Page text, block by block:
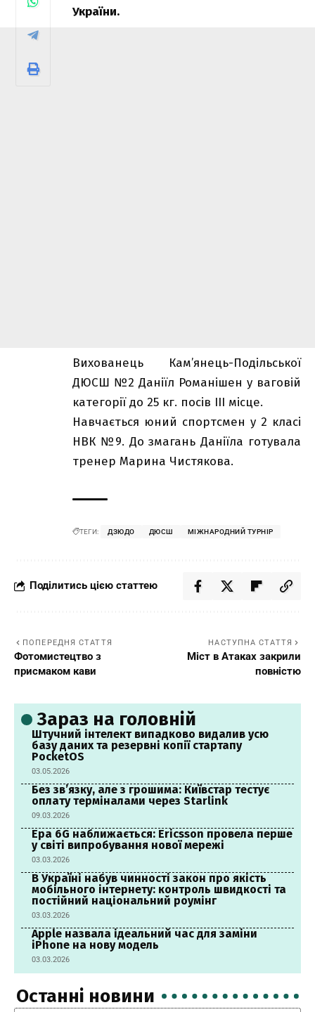
України.
Вихованець Кам’янець-Подільської
ДЮСШ №2 Даніїл Романішен у ваговій
категорії до 25 кг. посів ІІІ місце.
Навчається юний спортсмен у 2 класі
НВК №9. До змагань Даніїла готувала
тренер Марина Чистякова.
ТЕГИ: ДЗЮДО ДЮСШ МІЖНАРОДНИЙ ТУРНІР
Поділитись цією статтею
ПОПЕРЕДНЯ СТАТТЯ
Фотомистецтво з
присмаком кави
НАСТУПНА СТАТТЯ
Міст в Атаках закрили
повністю
Зараз на головній
Штучний інтелект випадково видалив усю
базу даних та резервні копії стартапу
PocketOS
03.05.2026
Без зв’язку, але з грошима: Київстар тестує
оплату терміналами через Starlink
09.03.2026
Ера 6G наближається: Ericsson провела перше
у світі випробування нової мережі
03.03.2026
В Україні набув чинності закон про якість
мобільного інтернету: контроль швидкості та
постійний національний роумінг
03.03.2026
Apple назвала ідеальний час для заміни
iPhone на нову модель
03.03.2026
Останні новини